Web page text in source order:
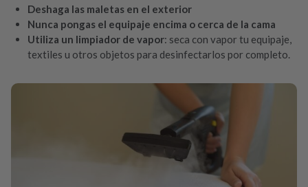
Deshaga las maletas en el exterior
Nunca pongas el equipaje encima o cerca de la cama
Utiliza un limpiador de vapor: seca con vapor tu equipaje,
textiles u otros objetos para desinfectarlos por completo.